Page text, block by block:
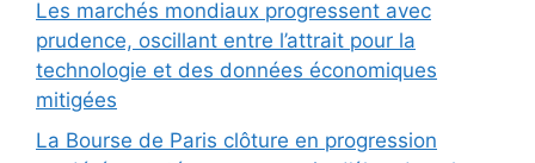
Les marchés mondiaux progressent avec
prudence, oscillant entre l’attrait pour la
technologie et des données économiques
mitigées
La Bourse de Paris clôture en progression